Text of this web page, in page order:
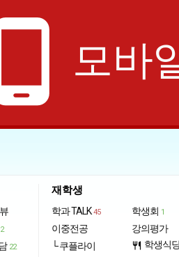
모바
2
22
재학생
학과 TALK 45
이중전공
└ 쿠플라이
학생회 1
강의평가
restaurant 학생식